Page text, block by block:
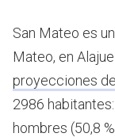
San Mateo es
Mateo, en
proyecciones
2986
hombres (50,8